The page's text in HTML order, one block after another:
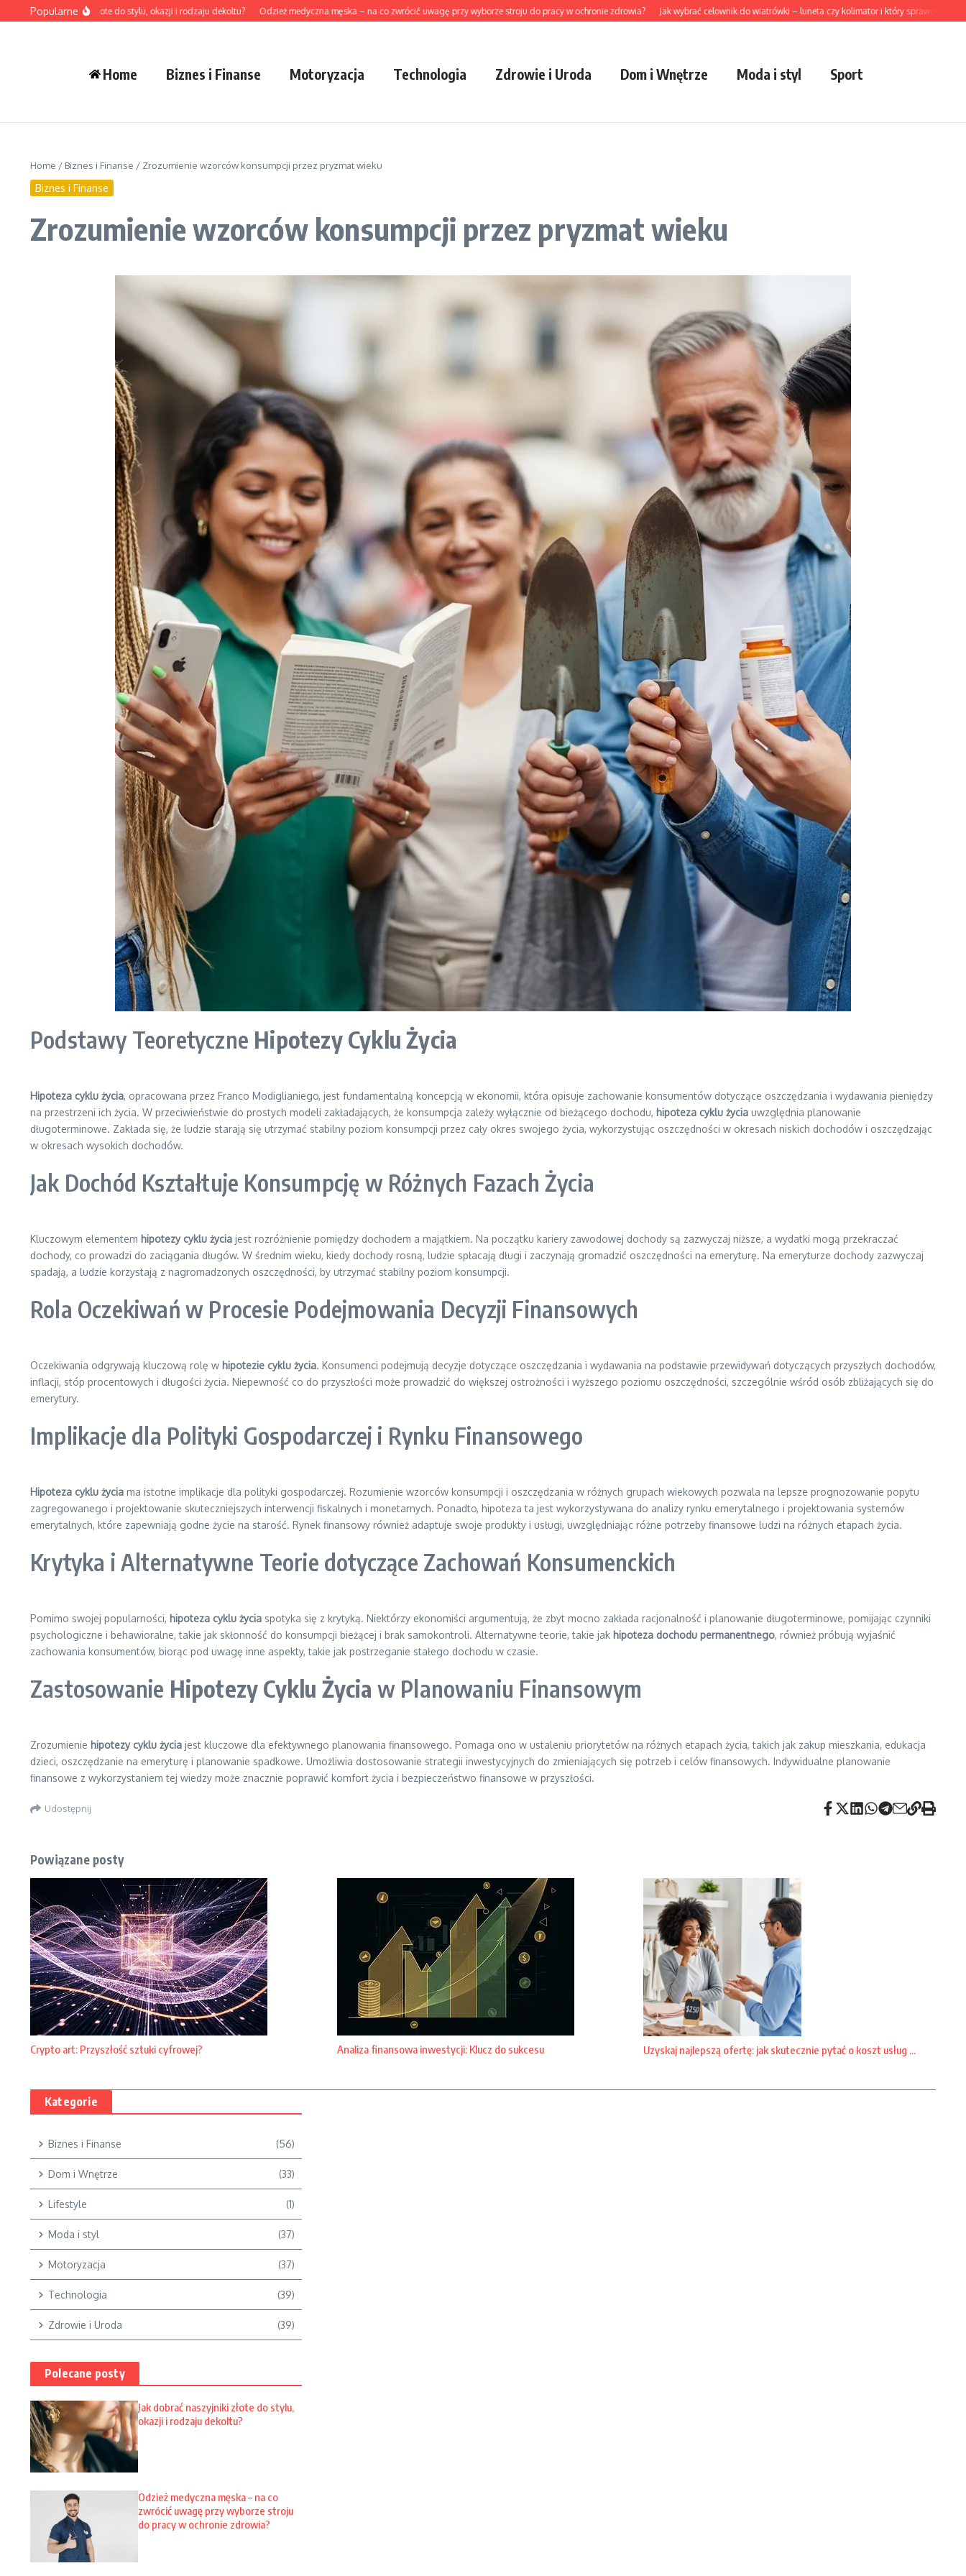
Przejdź do treści
Popularne
naszyjniki złote do stylu, okazji i rodzaju dekoltu? Odzież medyczna męska – na co zwrócić uwagę przy wyborze stroju do pracy w ochronie zdrowia? Jak wybrać celownik do wiatrówki – luneta czy kolimator i który sprawdzi się lepiej w
Home Biznes i Finanse Motoryzacja Technologia Zdrowie i Uroda Dom i Wnętrze Moda i styl Sport
Home / Biznes i Finanse / Zrozumienie wzorców konsumpcji przez pryzmat wieku
Biznes i Finanse
Zrozumienie wzorców konsumpcji przez pryzmat wieku
Podstawy Teoretyczne Hipotezy Cyklu Życia
Hipoteza cyklu życia, opracowana przez Franco Modiglianiego, jest fundamentalną koncepcją w ekonomii, która opisuje zachowanie konsumentów dotyczące oszczędzania i wydawania pieniędzy
na przestrzeni ich życia. W przeciwieństwie do prostych modeli zakładających, że konsumpcja zależy wyłącznie od bieżącego dochodu, hipoteza cyklu życia uwzględnia planowanie
długoterminowe. Zakłada się, że ludzie starają się utrzymać stabilny poziom konsumpcji przez cały okres swojego życia, wykorzystując oszczędności w okresach niskich dochodów i oszczędzając
w okresach wysokich dochodów.
Jak Dochód Kształtuje Konsumpcję w Różnych Fazach Życia
Kluczowym elementem hipotezy cyklu życia jest rozróżnienie pomiędzy dochodem a majątkiem. Na początku kariery zawodowej dochody są zazwyczaj niższe, a wydatki mogą przekraczać
dochody, co prowadzi do zaciągania długów. W średnim wieku, kiedy dochody rosną, ludzie spłacają długi i zaczynają gromadzić oszczędności na emeryturę. Na emeryturze dochody zazwyczaj
spadają, a ludzie korzystają z nagromadzonych oszczędności, by utrzymać stabilny poziom konsumpcji.
Rola Oczekiwań w Procesie Podejmowania Decyzji Finansowych
Oczekiwania odgrywają kluczową rolę w hipotezie cyklu życia. Konsumenci podejmują decyzje dotyczące oszczędzania i wydawania na podstawie przewidywań dotyczących przyszłych dochodów,
inflacji, stóp procentowych i długości życia. Niepewność co do przyszłości może prowadzić do większej ostrożności i wyższego poziomu oszczędności, szczególnie wśród osób zbliżających się do
emerytury.
Implikacje dla Polityki Gospodarczej i Rynku Finansowego
Hipoteza cyklu życia ma istotne implikacje dla polityki gospodarczej. Rozumienie wzorców konsumpcji i oszczędzania w różnych grupach wiekowych pozwala na lepsze prognozowanie popytu
zagregowanego i projektowanie skuteczniejszych interwencji fiskalnych i monetarnych. Ponadto, hipoteza ta jest wykorzystywana do analizy rynku emerytalnego i projektowania systemów
emerytalnych, które zapewniają godne życie na starość. Rynek finansowy również adaptuje swoje produkty i usługi, uwzględniając różne potrzeby finansowe ludzi na różnych etapach życia.
Krytyka i Alternatywne Teorie dotyczące Zachowań Konsumenckich
Pomimo swojej popularności, hipoteza cyklu życia spotyka się z krytyką. Niektórzy ekonomiści argumentują, że zbyt mocno zakłada racjonalność i planowanie długoterminowe, pomijając czynniki
psychologiczne i behawioralne, takie jak skłonność do konsumpcji bieżącej i brak samokontroli. Alternatywne teorie, takie jak hipoteza dochodu permanentnego, również próbują wyjaśnić
zachowania konsumentów, biorąc pod uwagę inne aspekty, takie jak postrzeganie stałego dochodu w czasie.
Zastosowanie Hipotezy Cyklu Życia w Planowaniu Finansowym
Zrozumienie hipotezy cyklu życia jest kluczowe dla efektywnego planowania finansowego. Pomaga ono w ustaleniu priorytetów na różnych etapach życia, takich jak zakup mieszkania, edukacja
dzieci, oszczędzanie na emeryturę i planowanie spadkowe. Umożliwia dostosowanie strategii inwestycyjnych do zmieniających się potrzeb i celów finansowych. Indywidualne planowanie
finansowe z wykorzystaniem tej wiedzy może znacznie poprawić komfort życia i bezpieczeństwo finansowe w przyszłości.
Udostępnij
Powiązane posty
Crypto art: Przyszłość sztuki cyfrowej? Analiza finansowa inwestycji: Klucz do sukcesu Uzyskaj najlepszą ofertę: jak skutecznie pytać o koszt usług ...
Kategorie
Biznes i Finanse (56)
Dom i Wnętrze (33)
Lifestyle (1)
Moda i styl (37)
Motoryzacja (37)
Technologia (39)
Zdrowie i Uroda (39)
Polecane posty
Jak dobrać naszyjniki złote do stylu,
okazji i rodzaju dekoltu?
Odzież medyczna męska – na co
zwrócić uwagę przy wyborze stroju
do pracy w ochronie zdrowia?